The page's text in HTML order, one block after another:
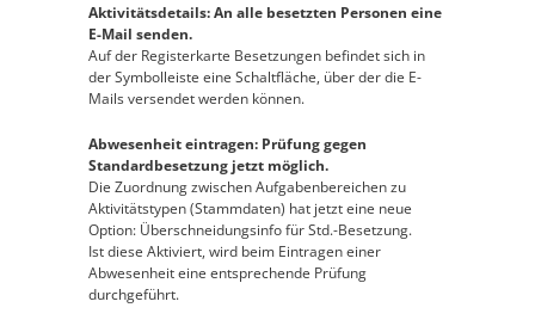
Aktivitätsdetails: An alle besetzten Personen eine
E-Mail senden.
Auf der Registerkarte Besetzungen befindet sich in
der Symbolleiste eine Schaltfläche, über der die E-
Mails versendet werden können.
Abwesenheit eintragen: Prüfung gegen
Standardbesetzung jetzt möglich.
Die Zuordnung zwischen Aufgabenbereichen zu
Aktivitätstypen (Stammdaten) hat jetzt eine neue
Option: Überschneidungsinfo für Std.-Besetzung.
Ist diese Aktiviert, wird beim Eintragen einer
Abwesenheit eine entsprechende Prüfung
durchgeführt.